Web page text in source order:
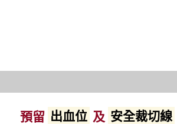
預留 出血位 及 安全裁切線